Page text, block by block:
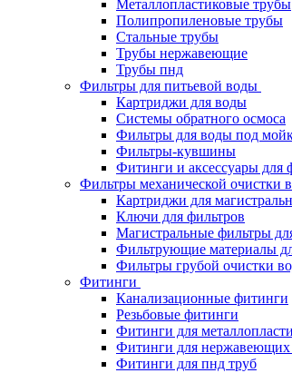
Металлопластиковые трубы
Полипропиленовые трубы
Стальные трубы
Трубы нержавеющие
Трубы пнд
Фильтры для питьевой воды
Картриджи для воды
Системы обратного осмоса
Фильтры для воды под
Фильтры-кувшины
Фитинги и аксессуары для
Фильтры механической очистки
Картриджи для
Ключи для фильтров
Магистральные фильтры
Фильтрующие материалы
Фильтры грубой очистки
Фитинги
Канализационные фитинги
Резьбовые фитинги
Фитинги для
Фитинги для нержавеющих
Фитинги для пнд труб